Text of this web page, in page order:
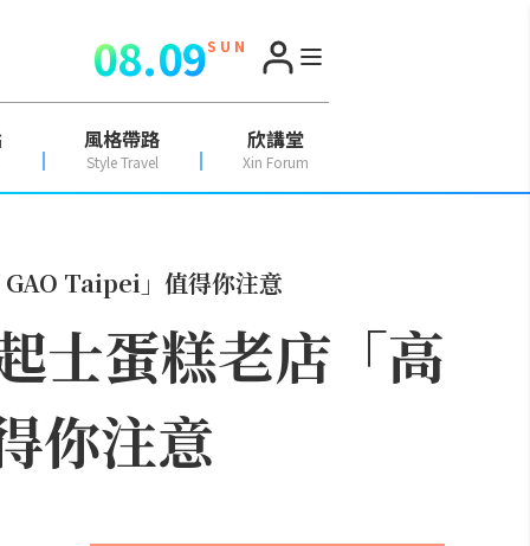
08.09S U N
風格帶路
Style Travel
欣講堂
Xin Forum
GAO Taipei」值得你注意
士蛋糕老店「高
你注意